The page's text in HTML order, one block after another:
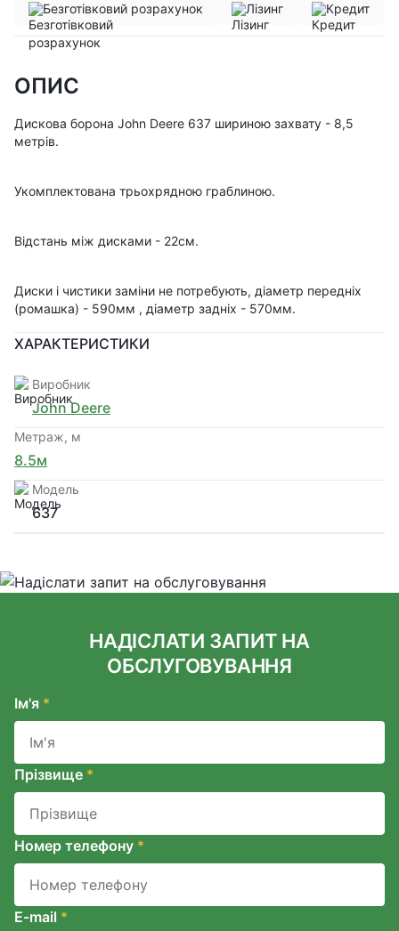
Безготівковий розрахунок Лізинг Кредит
ОПИС
Дискова борона John Deere 637 шириною захвату - 8,5
метрів.
Укомплектована трьохрядною граблиною.
Відстань між дисками - 22см.
Диски і чистики заміни не потребують, діаметр передніх
(ромашка) - 590мм , діаметр задніх - 570мм.
ХАРАКТЕРИСТИКИ
Виробник
John Deere
Метраж, м
8.5м
Модель
637
НАДІСЛАТИ ЗАПИТ НА
ОБСЛУГОВУВАННЯ
Ім'я *
Прізвище *
Номер телефону *
E-mail *